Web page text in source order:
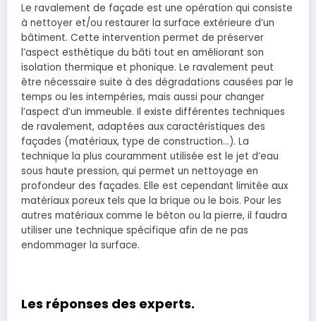
Le ravalement de façade est une opération qui consiste
à nettoyer et/ou restaurer la surface extérieure d’un
bâtiment. Cette intervention permet de préserver
l’aspect esthétique du bâti tout en améliorant son
isolation thermique et phonique. Le ravalement peut
être nécessaire suite à des dégradations causées par le
temps ou les intempéries, mais aussi pour changer
l’aspect d’un immeuble. Il existe différentes techniques
de ravalement, adaptées aux caractéristiques des
façades (matériaux, type de construction…). La
technique la plus couramment utilisée est le jet d’eau
sous haute pression, qui permet un nettoyage en
profondeur des façades. Elle est cependant limitée aux
matériaux poreux tels que la brique ou le bois. Pour les
autres matériaux comme le béton ou la pierre, il faudra
utiliser une technique spécifique afin de ne pas
endommager la surface.
Les réponses des experts.